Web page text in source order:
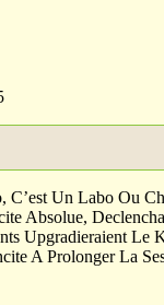
C’est Un Labo Ou
Absolue,
Upgradieraient
A Prolonger La